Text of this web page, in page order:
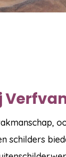
schilders